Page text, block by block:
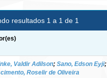
resultados 1 a 1 de 1
Valdir Adilson; Sano, Edson Eyji;
Roselir de Oliveira